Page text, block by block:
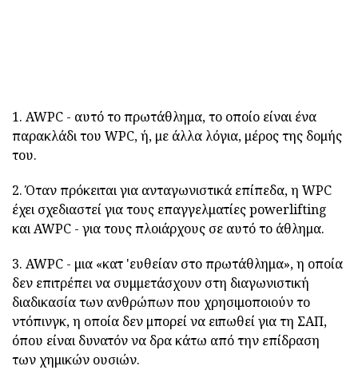
1. AWPC - αυτό το πρωτάθλημα, το οποίο είναι ένα
παρακλάδι του WPC, ή, με άλλα λόγια, μέρος της δομής
του.
2. Όταν πρόκειται για ανταγωνιστικά επίπεδα, η WPC
έχει σχεδιαστεί για τους επαγγελματίες powerlifting
και AWPC - για τους πλοιάρχους σε αυτό το άθλημα.
3. AWPC - μια «κατ 'ευθείαν στο πρωτάθλημα», η οποία
δεν επιτρέπει να συμμετάσχουν στη διαγωνιστική
διαδικασία των ανθρώπων που χρησιμοποιούν το
ντόπινγκ, η οποία δεν μπορεί να ειπωθεί για τη ΣΑΠ,
όπου είναι δυνατόν να δρα κάτω από την επίδραση
των χημικών ουσιών.